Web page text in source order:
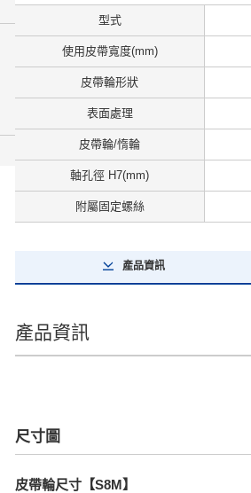
型式
使用皮帶寬度(mm)
皮帶輪形狀
表面處理
皮帶輪/惰輪
軸孔徑 H7(mm)
附屬固定螺絲
產品資訊
產品資訊
尺寸圖
皮帶輪尺寸【S8M】